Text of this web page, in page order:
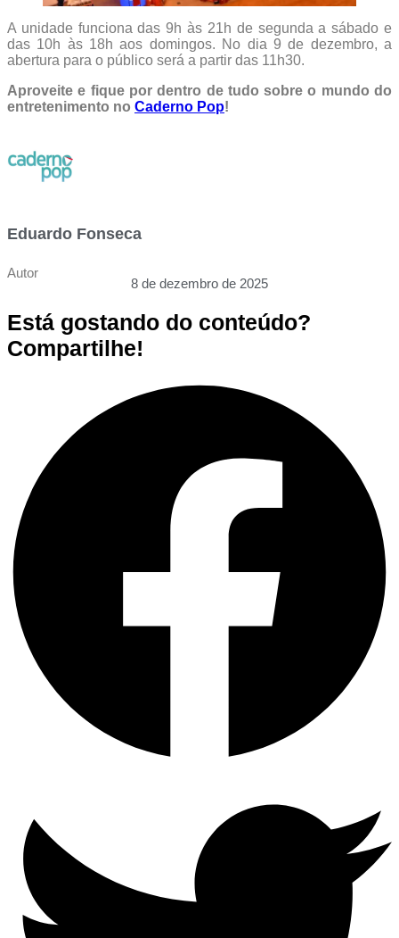
A unidade funciona das 9h às 21h de segunda a sábado e
das 10h às 18h aos domingos. No dia 9 de dezembro, a
abertura para o público será a partir das 11h30.
Aproveite e fique por dentro de tudo sobre o mundo do
entretenimento no Caderno Pop!
Eduardo Fonseca
Autor
8 de dezembro de 2025
Está gostando do conteúdo?
Compartilhe!